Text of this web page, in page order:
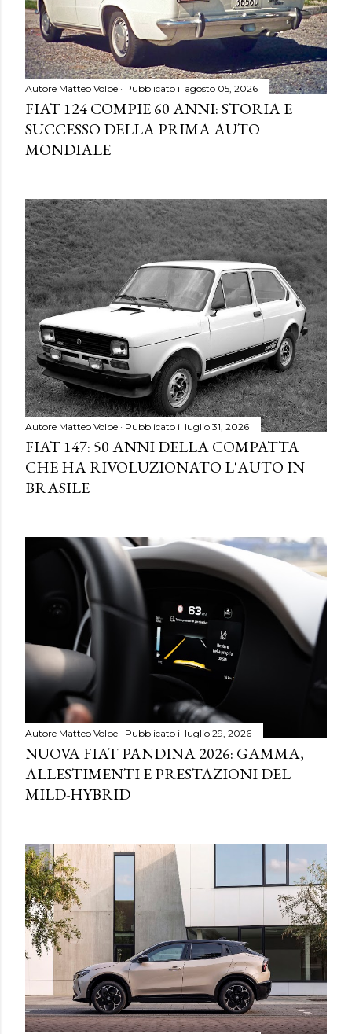
Autore Matteo Volpe Pubblicato il agosto 05, 2026
FIAT 124 COMPIE 60 ANNI: STORIA E
SUCCESSO DELLA PRIMA AUTO
MONDIALE
Autore Matteo Volpe Pubblicato il luglio 31, 2026
FIAT 147: 50 ANNI DELLA COMPATTA
CHE HA RIVOLUZIONATO L'AUTO IN
BRASILE
Autore Matteo Volpe Pubblicato il luglio 29, 2026
NUOVA FIAT PANDINA 2026: GAMMA,
ALLESTIMENTI E PRESTAZIONI DEL
MILD-HYBRID